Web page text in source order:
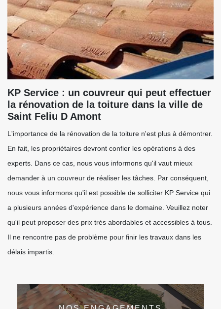
KP Service : un couvreur qui peut effectuer
la rénovation de la toiture dans la ville de
Saint Feliu D Amont
L'importance de la rénovation de la toiture n'est plus à démontrer.
En fait, les propriétaires devront confier les opérations à des
experts. Dans ce cas, nous vous informons qu'il vaut mieux
demander à un couvreur de réaliser les tâches. Par conséquent,
nous vous informons qu'il est possible de solliciter KP Service qui
a plusieurs années d'expérience dans le domaine. Veuillez noter
qu'il peut proposer des prix très abordables et accessibles à tous.
Il ne rencontre pas de problème pour finir les travaux dans les
délais impartis.